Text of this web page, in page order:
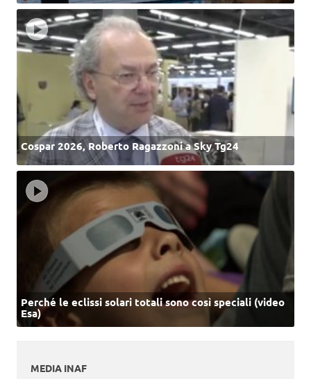
Cospar 2026, Roberto Ragazzoni a Sky Tg24
Perché le eclissi solari totali sono così speciali (video
Esa)
MEDIA INAF